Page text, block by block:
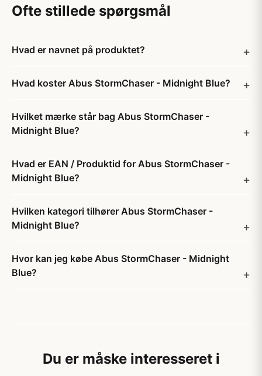
Ofte stillede spørgsmål
Hvad er navnet på produktet?
Hvad koster Abus StormChaser - Midnight Blue?
Hvilket mærke står bag Abus StormChaser -
Midnight Blue?
Hvad er EAN / Produktid for Abus StormChaser -
Midnight Blue?
Hvilken kategori tilhører Abus StormChaser -
Midnight Blue?
Hvor kan jeg købe Abus StormChaser - Midnight
Blue?
Du er måske interesseret i